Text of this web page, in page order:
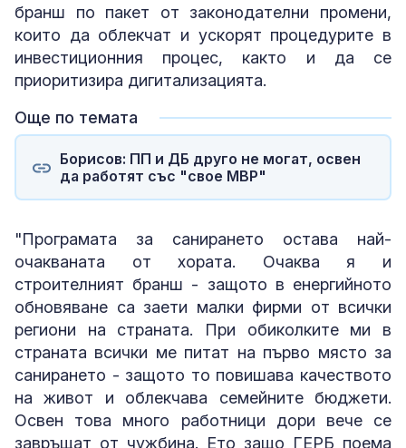
бранш по пакет от законодателни промени,
които да облекчат и ускорят процедурите в
инвестиционния процес, както и да се
приоритизира дигитализацията.
Още по темата
Борисов: ПП и ДБ друго не могат, освен
да работят със "свое МВР"
"Програмата за санирането остава най-
очакваната от хората. Очаква я и
строителният бранш - защото в енергийното
обновяване са заети малки фирми от всички
региони на страната. При обиколките ми в
страната всички ме питат на първо място за
санирането - защото то повишава качеството
на живот и облекчава семейните бюджети.
Освен това много работници дори вече се
завръщат от чужбина. Ето защо ГЕРБ поема